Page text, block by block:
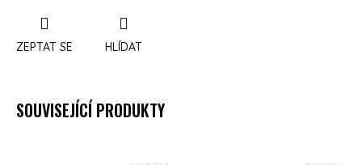
ZEPTAT SE HLÍDAT
SOUVISEJÍCÍ PRODUKTY